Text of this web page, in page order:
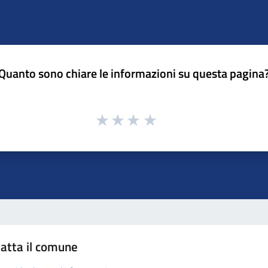
sono chiare le informazioni su questa
il comune